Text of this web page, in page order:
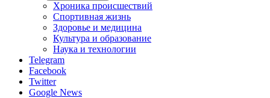
Хроника происшествий
Спортивная жизнь
Здоровье и медицина
Культура и образование
Наука и технологии
Telegram
Facebook
Twitter
Google News